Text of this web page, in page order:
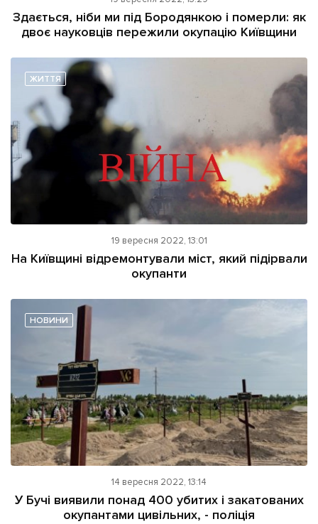
Інтерв'ю
Картки
Репортаж
Розслідування
Погляди
Ініціативи
Лонгріди
Прес-релізи
Фото/Відео
Зв'язатися з нами
[email protected] Реклама на сайті
Політика конфіденційності
Наші соц мережі
Підтримати dyvys.info
Здається, ніби ми під Бородянкою і померли: як
двоє науковців пережили окупацію Київщини
ЖИТТЯ
19 вересня 2022, 13:01
На Київщині відремонтували міст, який підірвали
окупанти
НОВИНИ
14 вересня 2022, 13:14
У Бучі виявили понад 400 убитих і закатованих
окупантами цивільних, - поліція